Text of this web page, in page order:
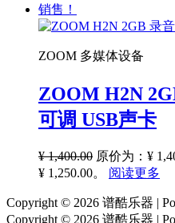
销售！
ZOOM 多媒体设备
ZOOM H2N
可调 USB声卡
¥1,400.00 原价为：¥
¥ 1,250.00。
阅读更多
Copyright © 2026 谱酷乐器 |
Copyright © 2026 谱酷乐器 |